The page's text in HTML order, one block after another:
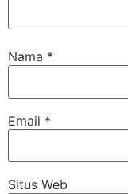
Nama *
Email *
Situs Web